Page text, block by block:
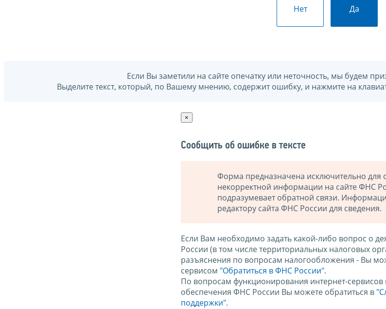
Нет Да
Если Вы заметили на сайте опечатку или неточность, мы будем
Выделите текст, который, по Вашему мнению, содержит ошибку, и нажмите на
×
Сообщить об ошибке в тексте
Форма предназначена исключительно для
некорректной информации на сайте ФНС
подразумевает обратной связи.
редактору сайта ФНС России для сведения.
Если Вам необходимо задать какой-либо вопрос о
России (в том числе территориальных налоговых
разъяснения по вопросам налогообложения - Вы
сервисом "Обратиться в ФНС России".
По вопросам функционирования интернет-
обеспечения ФНС России Вы можете обратиться в
поддержки".